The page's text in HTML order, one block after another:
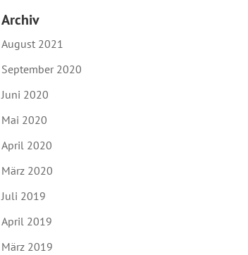
Archiv
August 2021
September 2020
Juni 2020
Mai 2020
April 2020
März 2020
Juli 2019
April 2019
März 2019